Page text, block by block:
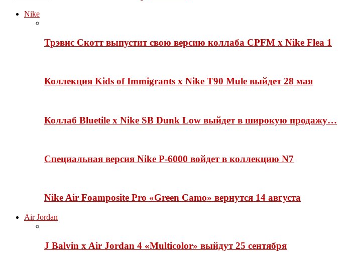
Nike
Трэвис Скотт выпустит свою версию коллаба CPFM x Nike Flea 1
Коллекция Kids of Immigrants x Nike T90 Mule выйдет 28 мая
Коллаб Bluetile x Nike SB Dunk Low выйдет в широкую продажу…
Специальная версия Nike P-6000 войдет в коллекцию N7
Nike Air Foamposite Pro «Green Camo» вернутся 14 августа
Air Jordan
J Balvin x Air Jordan 4 «Multicolor» выйдут 25 сентября